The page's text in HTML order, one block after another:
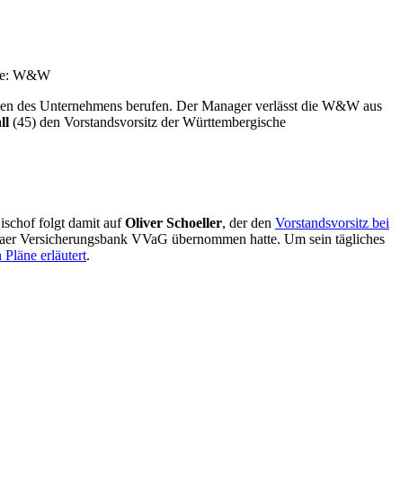
W&W
des Unternehmens berufen. Der Manager verlässt die W&W aus
(45) den Vorstandsvorsitz der Württembergische
folgt damit aufOliver Schoeller, der den Vorstandsvorsitz bei
Versicherungsbank VVaG übernommen hatte. Um sein tägliches
Pläne erläutert.